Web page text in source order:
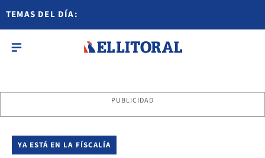
TEMAS DEL DÍA:
PUBLICIDAD
YA ESTÁ EN LA FÍSCALÍA